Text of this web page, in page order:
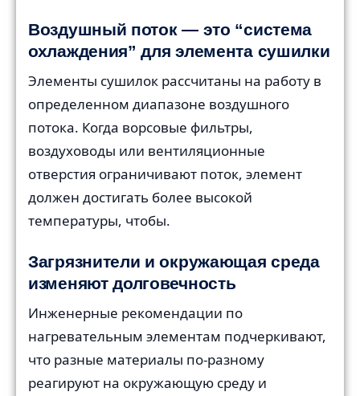
Воздушный поток — это “система
охлаждения” для элемента сушилки
Элементы сушилок рассчитаны на работу в
определенном диапазоне воздушного
потока. Когда ворсовые фильтры,
воздуховоды или вентиляционные
отверстия ограничивают поток, элемент
должен достигать более высокой
температуры, чтобы.
Загрязнители и окружающая среда
изменяют долговечность
Инженерные рекомендации по
нагревательным элементам подчеркивают,
что разные материалы по-разному
реагируют на окружающую среду и